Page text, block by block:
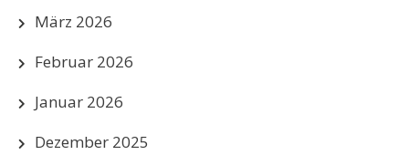
März 2026
Februar 2026
Januar 2026
Dezember 2025